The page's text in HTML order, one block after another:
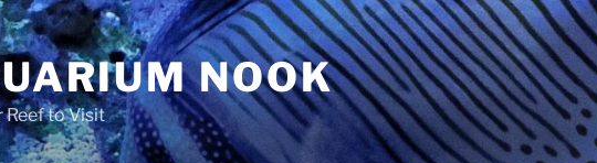
NOOK
Reef to Visit